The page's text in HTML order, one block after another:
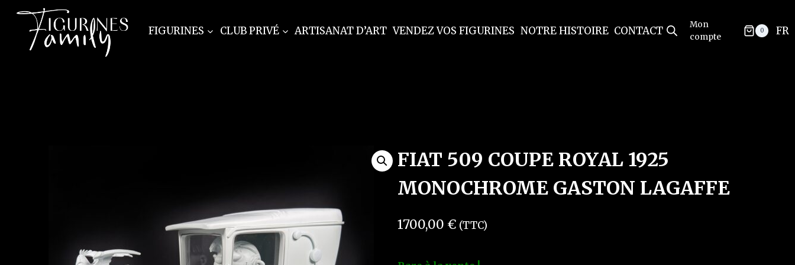
FIGURINES CLUB PRIVÉ ARTISANAT D’ART VENDEZ VOS FIGURINES NOTRE HISTOIRE CONTACT
Mon
compte
0 FR
FIAT 509 COUPE ROYAL 1925
MONOCHROME GASTON LAGAFFE
1700,00 € (TTC)